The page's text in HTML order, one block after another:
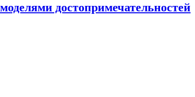
достопримечательностей